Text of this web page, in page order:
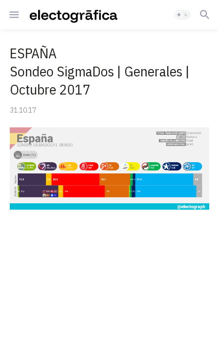
ESPAÑA
Sondeo SigmaDos | Generales |
Octubre 2017
31.10.17